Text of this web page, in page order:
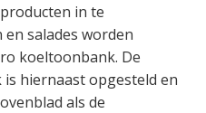
in te
salades worden
koeltoonbank. De
hiernaast opgesteld en
als de